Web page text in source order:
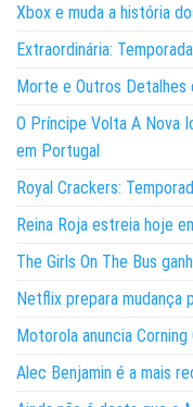
Xbox e muda a história
Extraordinária:
Morte e Outros Detalhes
O Príncipe Volta A Nova
em Portugal
Royal Crackers:
Reina Roja estreia hoje
The Girls On The Bus
Netflix prepara mudança
Motorola anuncia
Alec Benjamin é a mais